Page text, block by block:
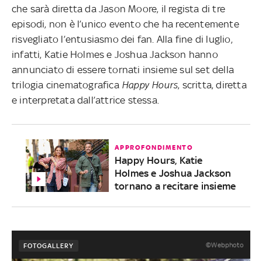
che sarà diretta da Jason Moore, il regista di tre
episodi, non è l’unico evento che ha recentemente
risvegliato l’entusiasmo dei fan. Alla fine di luglio,
infatti, Katie Holmes e Joshua Jackson hanno
annunciato di essere tornati insieme sul set della
trilogia cinematografica Happy Hours, scritta, diretta
e interpretata dall’attrice stessa.
APPROFONDIMENTO
Happy Hours, Katie
Holmes e Joshua Jackson
tornano a recitare insieme
FOTOGALLERY ©Webphoto